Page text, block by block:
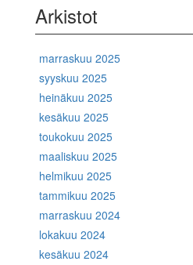
Arkistot
marraskuu 2025
syyskuu 2025
heinäkuu 2025
kesäkuu 2025
toukokuu 2025
maaliskuu 2025
helmikuu 2025
tammikuu 2025
marraskuu 2024
lokakuu 2024
kesäkuu 2024